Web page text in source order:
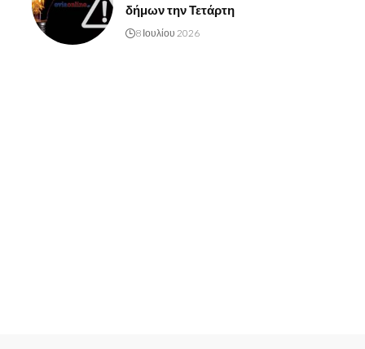
δήμων την Τετάρτη
8 Ιουλίου 2026